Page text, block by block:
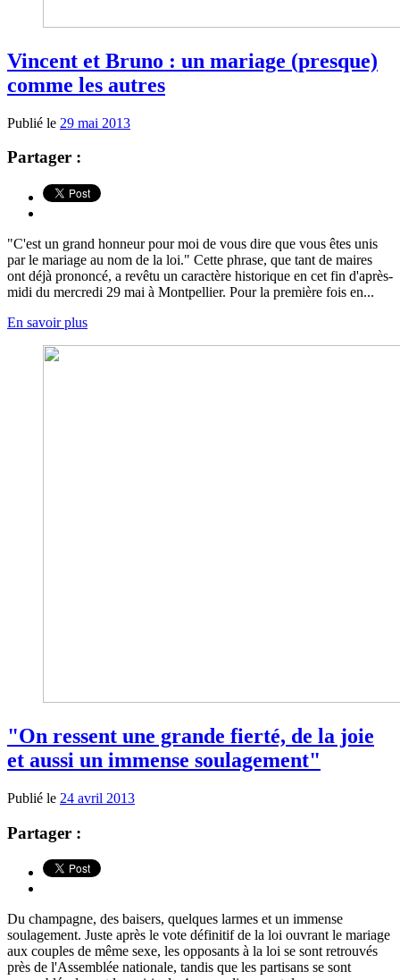
Vincent et Bruno : un mariage (presque)
comme les autres
Publié le 29 mai 2013
Partager :
"C'est un grand honneur pour moi de vous dire que vous êtes unis
par le mariage au nom de la loi." Cette phrase, que tant de maires
ont déjà prononcé, a revêtu un caractère historique en cet fin d'après-
midi du mercredi 29 mai à Montpellier. Pour la première fois en...
En savoir plus
"On ressent une grande fierté, de la joie
et aussi un immense soulagement"
Publié le 24 avril 2013
Partager :
Du champagne, des baisers, quelques larmes et un immense
soulagement. Juste après le vote définitif de la loi ouvrant le mariage
aux couples de même sexe, les opposants à la loi se sont retrouvés
près de l'Assemblée nationale, tandis que les partisans se sont